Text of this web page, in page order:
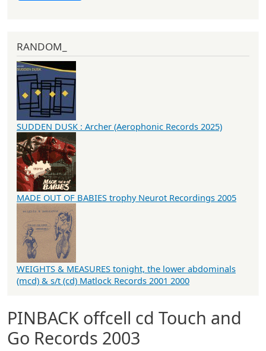
PINBACK offcell cd Touch and
Go Records 2003
RANDOM_
SUDDEN DUSK : Archer (Aerophonic Records 2025)
MADE OUT OF BABIES trophy Neurot Recordings 2005
WEIGHTS & MEASURES tonight, the lower abdominals
(mcd) & s/t (cd) Matlock Records 2001 2000